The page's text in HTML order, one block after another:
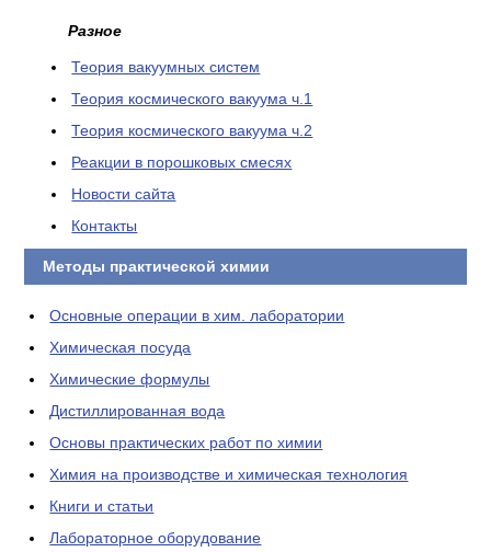
Разное
Теория вакуумных систем
Теория космического вакуума ч.1
Теория космического вакуума ч.2
Реакции в порошковых смесях
Новости сайта
Контакты
Методы практической химии
Основные операции в хим. лаборатории
Химическая посуда
Химические формулы
Дистиллированная вода
Основы практических работ по химии
Химия на производстве и химическая технология
Книги и статьи
Лабораторное оборудование